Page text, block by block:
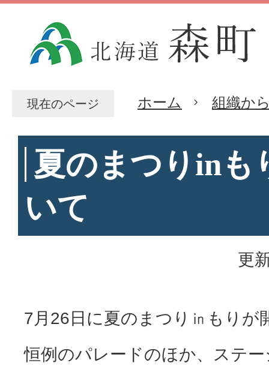
現在のページ ホーム 組織か
夏のまつりinも
いて
更
7月26日に夏のまつり㏌もりが
恒例のパレードのほか、ステ